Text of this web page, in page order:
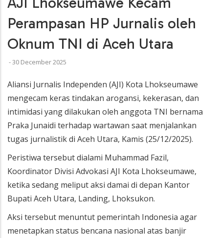
Perampasan HP Jurnalis oleh
Oknum TNI di Aceh Utara
-30 December 2025
Aliansi Jurnalis Independen (AJI) Kota Lhokseumawe
mengecam keras tindakan arogansi, kekerasan, dan
intimidasi yang dilakukan oleh anggota TNI bernama
Praka Junaidi terhadap wartawan saat menjalankan
tugas jurnalistik di Aceh Utara, Kamis (25/12/2025).
Peristiwa tersebut dialami Muhammad Fazil,
Koordinator Divisi Advokasi AJI Kota Lhokseumawe,
ketika sedang meliput aksi damai di depan Kantor
Bupati Aceh Utara, Landing, Lhoksukon.
Aksi tersebut menuntut pemerintah Indonesia agar
menetapkan status bencana nasional atas banjir